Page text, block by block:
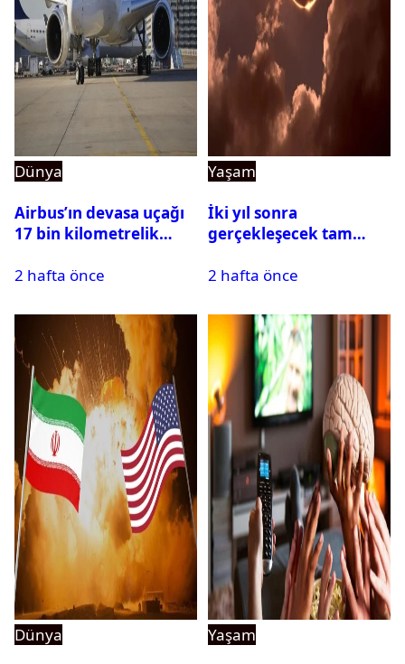
Dünya
Airbus’ın devasa uçağı
17 bin kilometrelik
tamamladı
2 hafta önce
Yaşam
İki yıl sonra
gerçekleşecek tam
oteller şimdiden doldu
2 hafta önce
Dünya
Yaşam